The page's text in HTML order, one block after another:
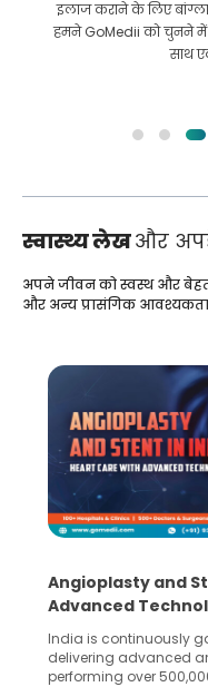
इलाज कराने के लिए
हमने GoMedii को चुनने में
साथ
स्वास्थ्य लेखऔर
अपने जीवन को स्वस्थ और
और अन्य प्रासंगिक
Angioplasty and
Advanced
India is continuously
delivering advanced
performing over